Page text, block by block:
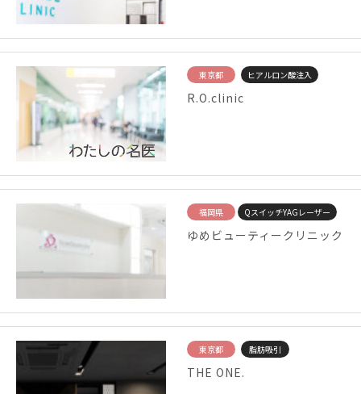
東京都 ヒアルロン酸注入
R.O.clinic
福岡県 QスイッチYAGレーザー
ゆめビューティークリニック
東京都 脂肪吸引
THE ONE.